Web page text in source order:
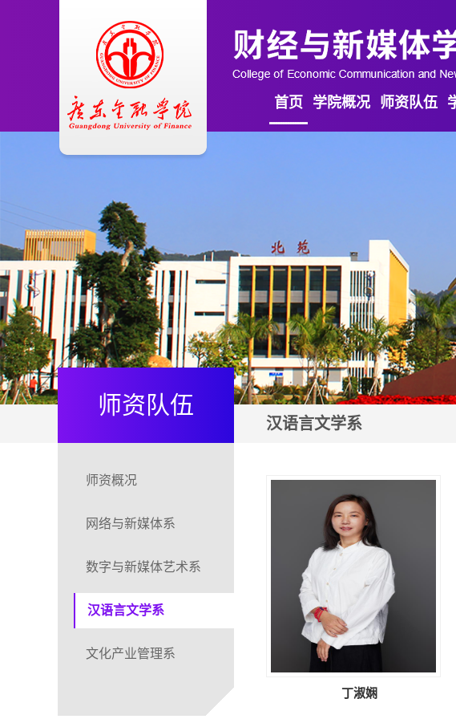
首页 学院概况 师资队伍
师资队伍
汉语言文学系
师资概况
网络与新媒体系
数字与新媒体艺术系
汉语言文学系
文化产业管理系
丁淑娴